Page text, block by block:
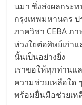
นมา ซึ่งส่งผลกระ
กรุงเทพมหานคร ป
ภาควิชา CEBA ภ
ห่วงใยต่อศิษย์เก่า
นั้นเป็นอย่างยิ่ง
เราขอให้ทุกท่านแ
ความช่วยเหลือใด
พร้อมยื่นมือช่วยเห